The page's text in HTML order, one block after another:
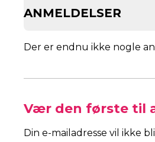
ANMELDELSER
Der er endnu ikke nogle
Vær den første til
Din e-mailadresse vil ikke